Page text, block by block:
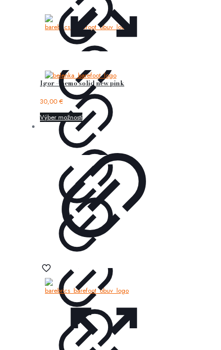
Igor – nemo solid new pink
30,00 €
Výber možností